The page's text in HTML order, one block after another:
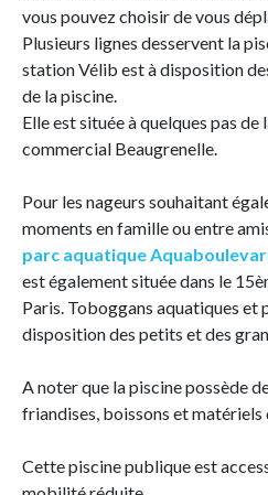
vous pouvez choisir de vous
Plusieurs lignes desservent la
station Vélib est à disposition
de la piscine.
Elle est située à quelques pas de
commercial Beaugrenelle.
Pour les nageurs souhaitant
moments en famille ou entre
parc aquatique
est également située dans le
Paris. Toboggans aquatiques et
disposition des petits et des
A noter que la piscine possède
friandises, boissons et matériels
Cette piscine publique est